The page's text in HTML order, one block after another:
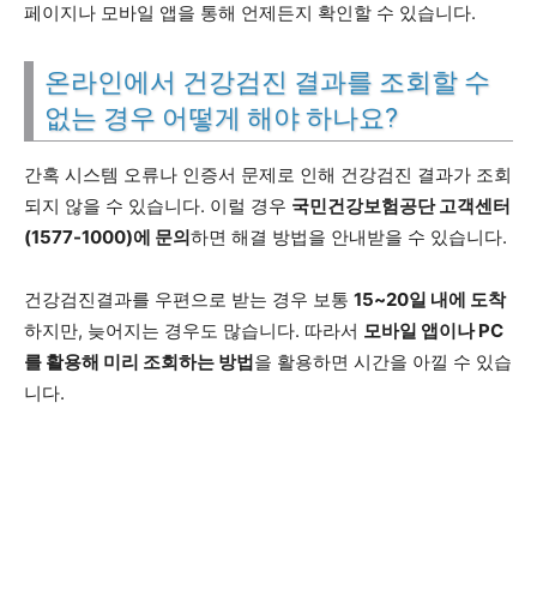
페이지나 모바일 앱을 통해 언제든지 확인할 수 있습니다.
온라인에서 건강검진 결과를 조회할 수
없는 경우 어떻게 해야 하나요?
간혹 시스템 오류나 인증서 문제로 인해 건강검진 결과가 조회
되지 않을 수 있습니다. 이럴 경우 국민건강보험공단 고객센터
(1577-1000)에 문의하면 해결 방법을 안내받을 수 있습니다.
건강검진결과를 우편으로 받는 경우 보통 15~20일 내에 도착
하지만, 늦어지는 경우도 많습니다. 따라서 모바일 앱이나 PC
를 활용해 미리 조회하는 방법을 활용하면 시간을 아낄 수 있습
니다.